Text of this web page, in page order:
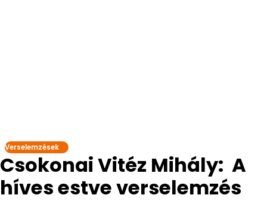
Verselemzések
Csokonai Vitéz Mihály: A
híves estve verselemzés